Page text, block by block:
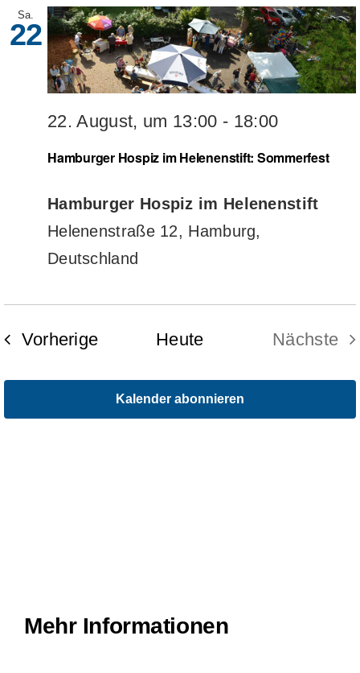
Impressum
Sa.
22
Hamburger Hospiz im Helenenstift: Sommerfest
22. August, um 13:00 - 18:00
Hamburger Hospiz im Helenenstift
Helenenstraße 12, Hamburg,
Deutschland
VorherigeVeranstaltungen
Heute
Nächste
Kalender abonnieren
Mehr Informationen